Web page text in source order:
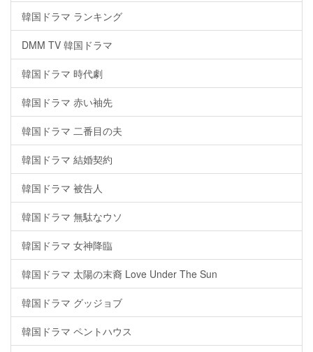
韓国ドラマ ランキング
DMM TV 韓国ドラマ
韓国ドラマ 時代劇
韓国ドラマ 赤い袖先
韓国ドラマ 二番目の夫
韓国ドラマ 結婚契約
韓国ドラマ 被告人
韓国ドラマ 無駄なウソ
韓国ドラマ 女神降臨
韓国ドラマ 太陽の末裔 Love Under The Sun
韓国ドラマ グッジョブ
韓国ドラマ ペントハウス